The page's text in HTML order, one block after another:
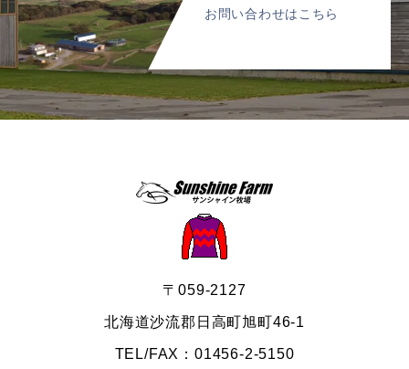
お問い合わせはこちら
〒059-2127
北海道沙流郡日高町旭町46-1
TEL/FAX：01456-2-5150